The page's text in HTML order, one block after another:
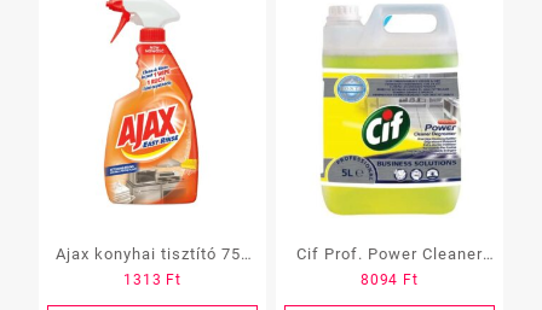
Ajax konyhai tisztító 750
ml
1313 Ft
Cif Prof. Power Cleaner
8094 Ft